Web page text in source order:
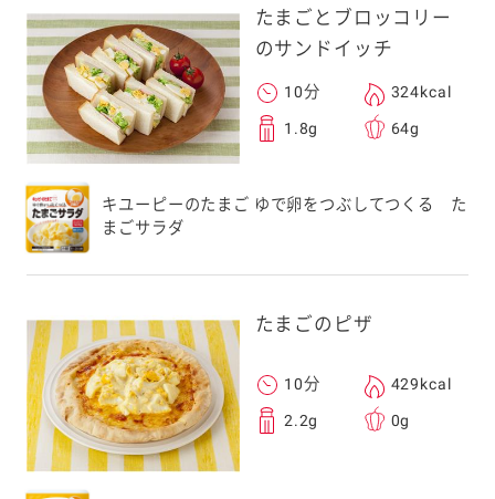
たまごとブロッコリー
のサンドイッチ
10分 324kcal
1.8g 64g
キユーピーのたまご ゆで卵をつぶしてつくる た
まごサラダ
たまごのピザ
10分 429kcal
2.2g 0g